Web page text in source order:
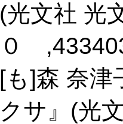
(光文社 光
０
[も]森 奈津
クサ』(光